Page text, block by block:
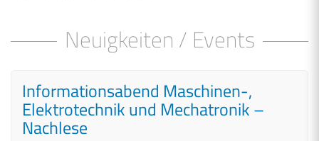
Neuigkeiten / Events
Informationsabend Maschinen-,
Elektrotechnik und Mechatronik –
Nachlese